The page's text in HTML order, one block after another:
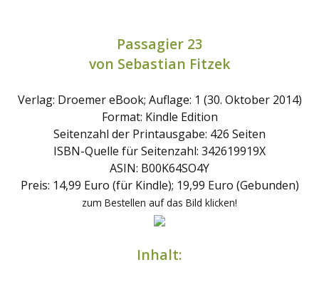
Passagier 23
von Sebastian Fitzek
Verlag: Droemer eBook; Auflage: 1 (30. Oktober 2014)
Format: Kindle Edition
Seitenzahl der Printausgabe: 426 Seiten
ISBN-Quelle für Seitenzahl: 342619919X
ASIN: B00K64SO4Y
Preis: 14,99 Euro (für Kindle); 19,99 Euro (Gebunden)
zum Bestellen auf das Bild klicken!
Inhalt: